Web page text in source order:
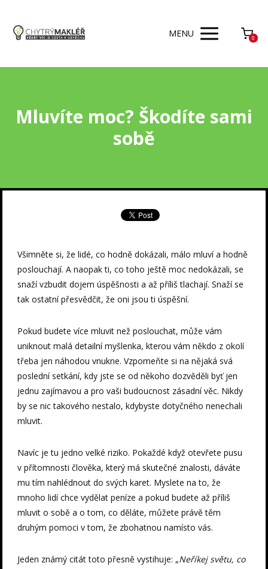
MENU 0
Mluvíte moc? Škodíte sami
sobě
Všimněte si, že lidé, co hodně dokázali, málo mluví a hodně
poslouchají. A naopak ti, co toho ještě moc nedokázali, se
snaží vzbudit dojem úspěšnosti a až příliš tlachají. Snaží se
tak ostatní přesvědčit, že oni jsou ti úspěšní.
Pokud budete více mluvit než poslouchat, může vám
uniknout malá detailní myšlenka, kterou vám někdo z okolí
třeba jen náhodou vnukne. Vzpomeňte si na nějaká svá
poslední setkání, kdy jste se od někoho dozvěděli byť jen
jednu zajímavou a pro vaši budoucnost zásadní věc. Nikdy
by se nic takového nestalo, kdybyste dotyčného nenechali
mluvit.
Navíc je tu jedno velké riziko. Pokaždé když otevřete pusu
v přítomnosti člověka, který má skutečné znalosti, dáváte
mu tím nahlédnout do svých karet. Myslete na to, že
mnoho lidí chce vydělat peníze a pokud budete až příliš
mluvit o sobě a o tom, co děláte, můžete právě těm
druhým pomoci v tom, že zbohatnou namísto vás.
Jeden známý citát toto přesně vystihuje: „Neříkej světu, co